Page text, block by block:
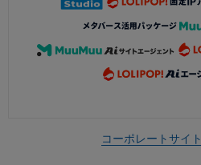
コーポレートサイト